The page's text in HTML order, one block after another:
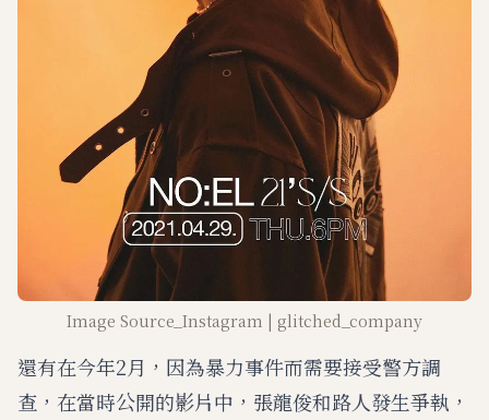
Image Source_Instagram | glitched_company
還有在今年2月，因為暴力事件而需要接受警方調
查，在當時公開的影片中，張龍俊和路人發生爭執，